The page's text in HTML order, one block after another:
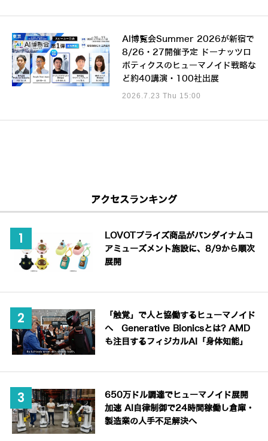
AI博覧会Summer 2026が新宿で
8/26・27開催予定 ドーナッツロ
ボティクスのヒューマノイド戦略な
ど約40講演・100社出展
2026.7.23 Thu 15:00
アクセスランキング
LOVOTプライズ商品がバンダイナムコ
アミューズメント施設に、8/9から順次
展開
「触覚」で人と協働するヒューマノイド
へ Generative Bionicsとは? AMD
も注目するフィジカルAI「身体知能」
650万ドル調達でヒューマノイド展開
加速 AI自律制御で24時間稼働し倉庫・
製造業の人手不足解決へ